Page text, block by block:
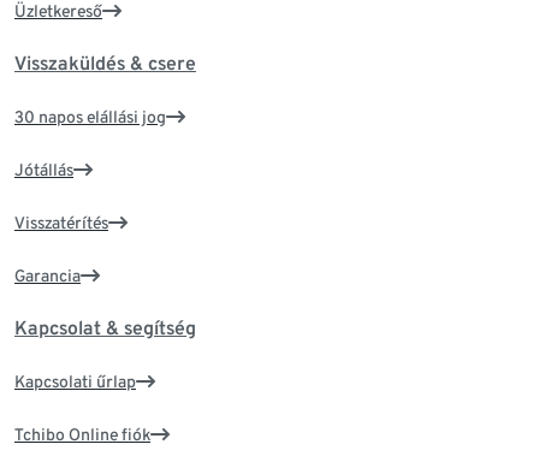
Üzletkereső
Visszaküldés & csere
30 napos elállási jog
Jótállás
Visszatérítés
Garancia
Kapcsolat & segítség
Kapcsolati űrlap
Tchibo Online fiók